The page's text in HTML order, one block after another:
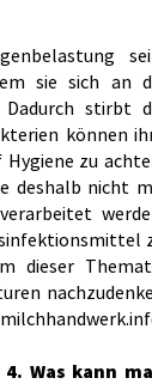
sie sich an
stirbt
können
zu
deshalb nicht
dieser
Was kann